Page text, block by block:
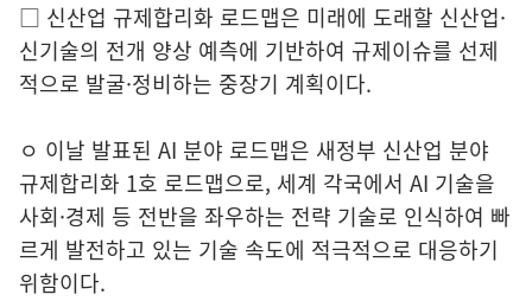
□ 신산업 규제합리화 로드맵은 미래에 도래할 신산업·
신기술의 전개 양상 예측에 기반하여 규제이슈를 선제
적으로 발굴·정비하는 중장기 계획이다.
ㅇ 이날 발표된 AI 분야 로드맵은 새정부 신산업 분야
규제합리화 1호 로드맵으로, 세계 각국에서 AI 기술을
사회·경제 등 전반을 좌우하는 전략 기술로 인식하여 빠
르게 발전하고 있는 기술 속도에 적극적으로 대응하기
위함이다.